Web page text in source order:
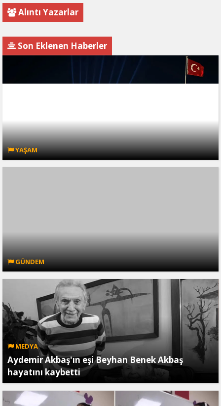
Alıntı Yazarlar
Son Eklenen Haberler
YAŞAM
GÜNDEM
MEDYA
Aydemir Akbaş'ın eşi Beyhan Benek Akbaş
hayatını kaybetti